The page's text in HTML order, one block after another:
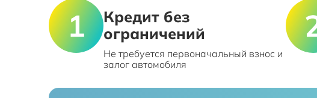
Кредит без
ограничений
Не требуется первоначальный взнос и
залог автомобиля